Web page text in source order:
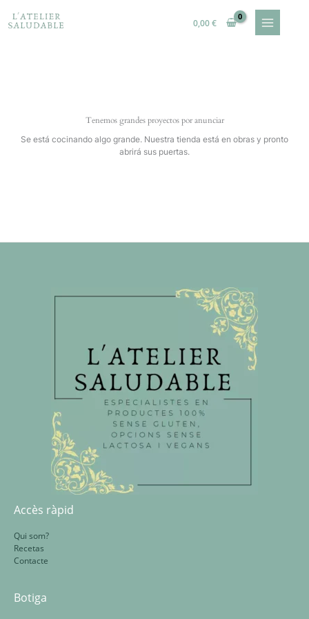
contenido
0,00€
Tenemos grandes proyectos por anunciar
Se está cocinando algo grande. Nuestra tienda está en obras y pronto
abrirá sus puertas.
Accès ràpid
Qui som?
Recetas
Contacte
Botiga